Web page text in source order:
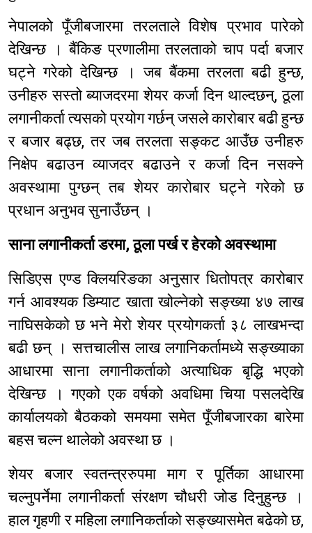
नेपालको पूँजीबजारमा तरलताले विशेष प्रभाव पारेको
देखिन्छ । बैंकिङ प्रणालीमा तरलताको चाप पर्दा बजार
घट्ने गरेको देखिन्छ । जब बैंकमा तरलता बढी हुन्छ,
उनीहरु सस्तो ब्याजदरमा शेयर कर्जा दिन थाल्दछन्, ठूला
लगानीकर्ता त्यसको प्रयोग गर्छन् जसले कारोबार बढी हुन्छ
र बजार बढ्छ, तर जब तरलता सङ्कट आउँछ उनीहरु
निक्षेप बढाउन व्याजदर बढाउने र कर्जा दिन नसक्ने
अवस्थामा पुग्छन् तब शेयर कारोबार घट्ने गरेको छ
प्रधान अनुभव सुनाउँछन् ।
साना लगानीकर्ता डरमा, ठूला पर्ख र हेरको अवस्थामा
सिडिएस एण्ड क्लियरिङका अनुसार धितोपत्र कारोबार
गर्न आवश्यक डिम्याट खाता खोल्नेको सङ्ख्या ४७ लाख
नाघिसकेको छ भने मेरो शेयर प्रयोगकर्ता ३८ लाखभन्दा
बढी छन् । सत्तचालीस लाख लगानिकर्तामध्ये सङ्ख्याका
आधारमा साना लगानीकर्ताको अत्याधिक बृद्धि भएको
देखिन्छ । गएको एक वर्षको अवधिमा चिया पसलदेखि
कार्यालयको बैठकको समयमा समेत पूँजीबजारका बारेमा
बहस चल्न थालेको अवस्था छ ।
शेयर बजार स्वतन्त्ररुपमा माग र पूर्तिका आधारमा
चल्नुपर्नेमा लगानीकर्ता संरक्षण चौधरी जोड दिनुहुन्छ ।
हाल गृहणी र महिला लगानिकर्ताको सङ्ख्यासमेत बढेको छ,